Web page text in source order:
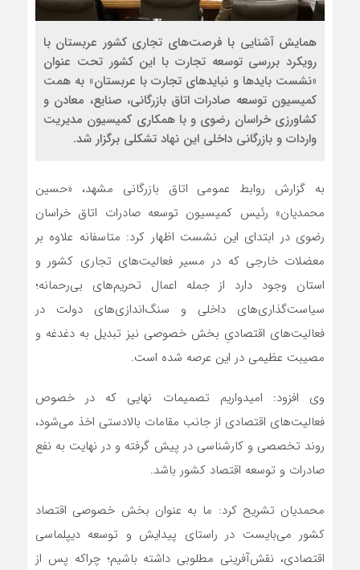
همایش آشنایی با فرصت‌های تجاری کشور عربستان با
رویکرد بررسی توسعه تجارت با این کشور تحت عنوان
«نشست بایدها و نبایدهای تجارت با عربستان» به همت
کمیسیون توسعه صادرات اتاق بازرگانی، صنایع، معادن و
کشاورزی خراسان رضوی و با همکاری کمیسیون مدیریت
واردات و بازرگانی داخلی این نهاد تشکلی برگزار شد.
به گزارش روابط عمومی اتاق بازرگانی مشهد، «حسین
محمدیان» رئیس کمیسیون توسعه صادرات اتاق خراسان
رضوی در ابتدای این نشست اظهار کرد: متاسفانه علاوه بر
معضلات خارجی که در مسیر فعالیت‌های تجاری کشور و
استان وجود دارد از جمله اعمال تحریم‌های بی‌رحمانه؛
سیاست‌گذاری‌های داخلی و سنگ‌اندازی‌های دولت در
فعالیت‌های اقتصادیِ بخش خصوصی نیز تبدیل به دغدغه و
مصیبت عظیمی در این عرصه شده است.
وی افزود: امیدواریم تصمیمات نهایی که در خصوص
فعالیت‌های اقتصادی از جانب مقامات بالادستی اخذ می‌شود،
روند تخصصی و کارشناسی در پیش گرفته و در نهایت به نفع
صادرات و توسعه اقتصاد کشور باشد.
محمدیان تشریح کرد: ما به عنوان بخش خصوصی اقتصاد
کشور می‌بایست در راستای پیدایش و توسعه دیپلماسی
اقتصادی، نقش‌آفرینی مطلوبی داشته باشیم؛ چراکه پس از